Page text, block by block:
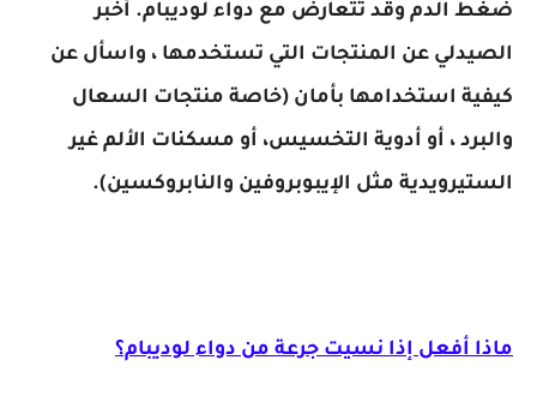
ضغط الدم وقد تتعارض مع دواء لوديبام. أخبر
الصيدلي عن المنتجات التي تستخدمها ، واسأل عن
كيفية استخدامها بأمان (خاصة منتجات السعال
والبرد ، أو أدوية التخسيس، أو مسكنات الألم غير
الستيرويدية مثل الإيبوبروفين والنابروكسين).
ماذا أفعل إذا نسيت جرعة من دواء لوديبام؟